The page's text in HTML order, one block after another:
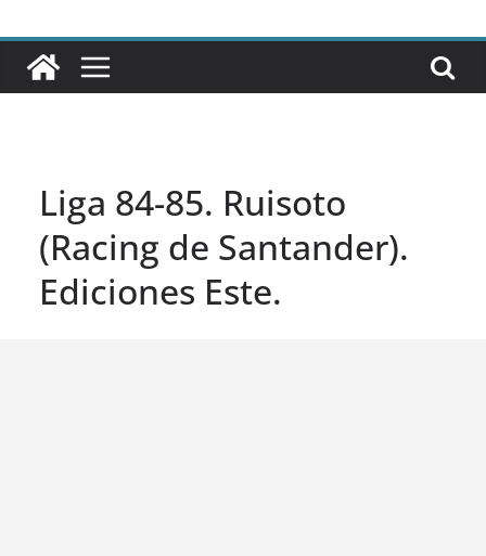
Liga 84-85. Ruisoto
(Racing de Santander).
Ediciones Este.